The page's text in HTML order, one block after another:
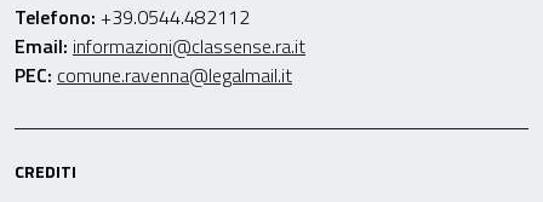
Telefono: +39.0544.482112
Email: informazioni@classense.ra.it
PEC: comune.ravenna@legalmail.it
CREDITI